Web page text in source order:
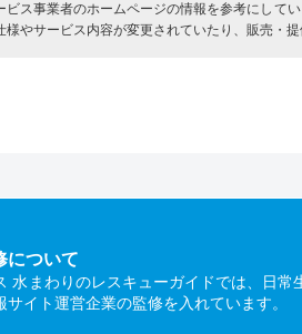
ビス事業者のホームページの情報を参考にして
やサービス内容が変更されていたり、販売・提
について
水まわりのレスキューガイドでは、日
サイト運営企業の監修を入れています。